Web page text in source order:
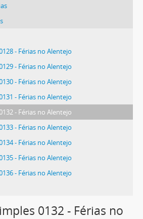
- Férias no Alentejo
- Férias no Alentejo
- Férias no Alentejo
- Férias no Alentejo
0132 - Férias no Alentejo
- Férias no Alentejo
- Férias no Alentejo
- Férias no Alentejo
- Férias no Alentejo
0132 - Férias no